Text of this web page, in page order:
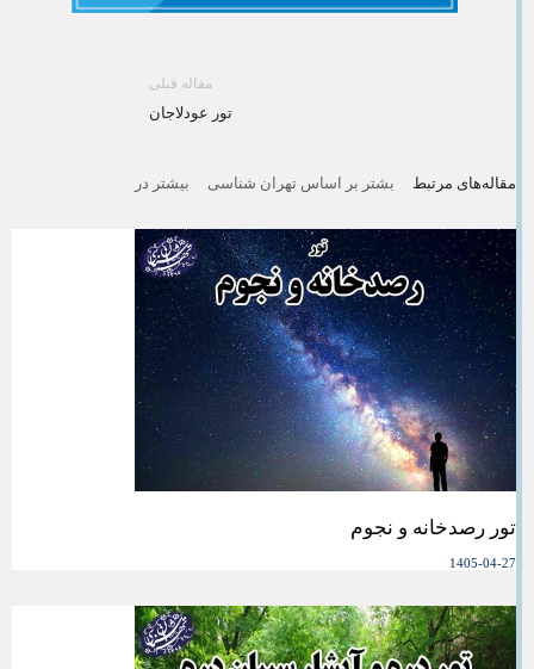
مقاله قبلی
تور عودلاجان
مقاله‌های مرتبط بشتر بر اساس تهران شناسی بیشتر در
تور رصدخانه و نجوم
1405-04-27